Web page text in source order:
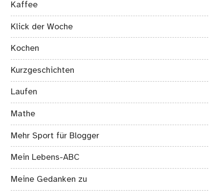
Kaffee
Klick der Woche
Kochen
Kurzgeschichten
Laufen
Mathe
Mehr Sport für Blogger
Mein Lebens-ABC
Meine Gedanken zu